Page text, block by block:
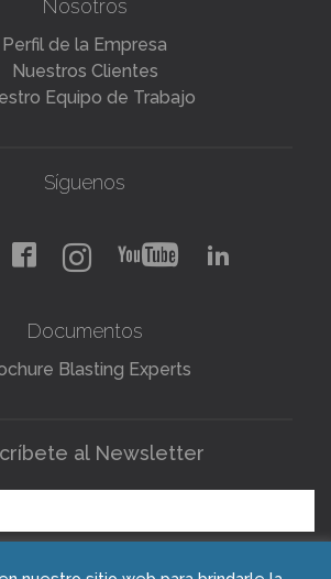
Nosotros
Perfil de la Empresa
Nuestros Clientes
Equipo de Trabajo
Síguenos
Documentos
Blasting Experts
al Newsletter